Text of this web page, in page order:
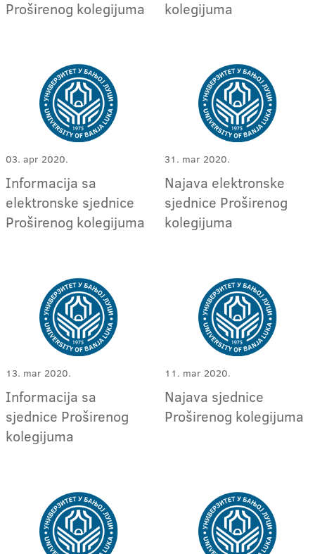
Proširenog kolegijuma kolegijuma
03. apr 2020.
Informacija sa
elektronske sjednice
Proširenog kolegijuma
31. mar 2020.
Najava elektronske
sjednice Proširenog
kolegijuma
13. mar 2020.
Informacija sa
sjednice Proširenog
kolegijuma
11. mar 2020.
Najava sjednice
Proširenog kolegijuma